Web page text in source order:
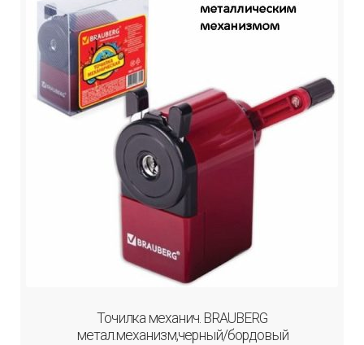
Точилка механич. BRAUBERG
метал.механизм,черный/бордовый